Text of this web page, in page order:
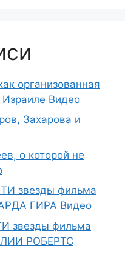
организованная
Израиле Видео
Захарова и
о которой не
звезды фильма
ГИРА Видео
звезды фильма
РОБЕРТС